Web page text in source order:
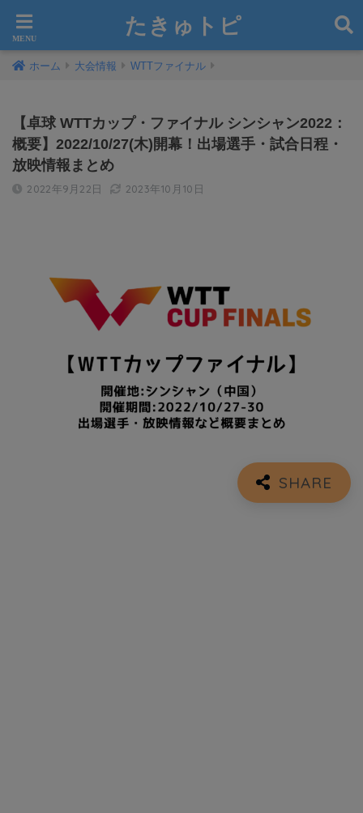
たきゅトピ
ホーム 大会情報 WTTファイナル
【卓球 WTTカップ・ファイナル シンシャン2022：
概要】2022/10/27(木)開幕！出場選手・試合日程・
放映情報まとめ
2022年9月22日 2023年10月10日